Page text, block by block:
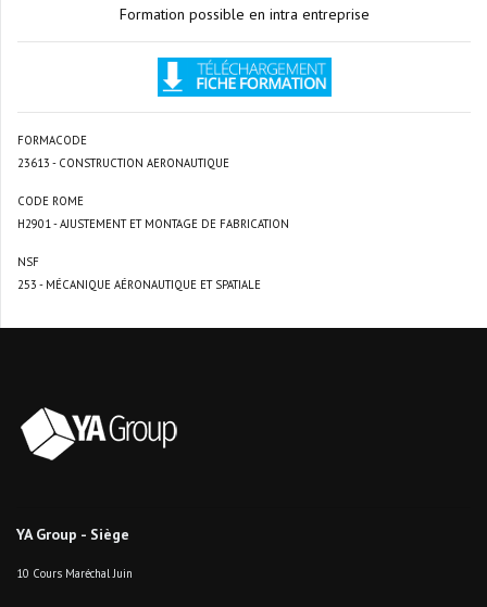
Formation possible en intra entreprise
FORMACODE
23613 - CONSTRUCTION AERONAUTIQUE
CODE ROME
H2901 - AJUSTEMENT ET MONTAGE DE FABRICATION
NSF
253 - MÉCANIQUE AÉRONAUTIQUE ET SPATIALE
YA Group - Siège
10 Cours Maréchal Juin